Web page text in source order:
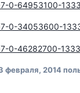
февраля, 2014